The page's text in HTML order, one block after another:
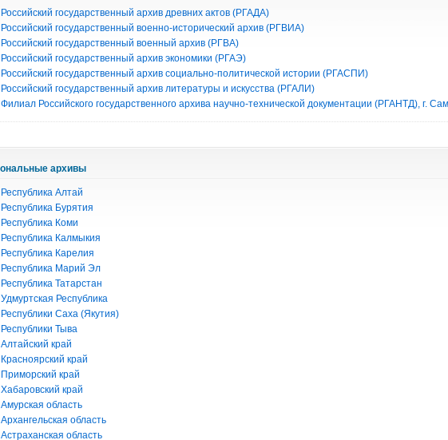
Российский государственный архив древних актов (РГАДА)
Российский государственный военно-исторический архив (РГВИА)
Российский государственный военный архив (РГВА)
Российский государственный архив экономики (РГАЭ)
Российский государственный архив социально-политической истории (РГАСПИ)
Российский государственный архив литературы и искусства (РГАЛИ)
Филиал Российского государственного архива научно-технической документации (РГАНТД), г.
архивы
Республика Алтай
Республика Бурятия
Республика Коми
Республика Калмыкия
Республика Карелия
Республика Марий Эл
Республика Татарстан
Удмуртская Республика
Республики Саха (Якутия)
Республики Тыва
Алтайский край
Красноярский край
Приморский край
Хабаровский край
Амурская область
Архангельская область
Астраханская область